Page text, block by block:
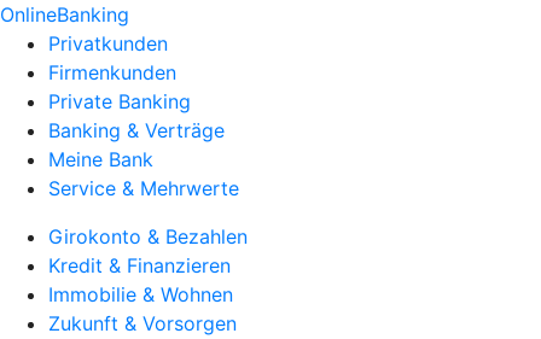
OnlineBanking
Privatkunden
Firmenkunden
Private Banking
Banking & Verträge
Meine Bank
Service & Mehrwerte
Girokonto & Bezahlen
Kredit & Finanzieren
Immobilie & Wohnen
Zukunft & Vorsorgen